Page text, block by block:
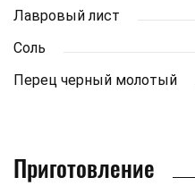
Лавровый лист
Соль
Перец черный молотый
Приготовление